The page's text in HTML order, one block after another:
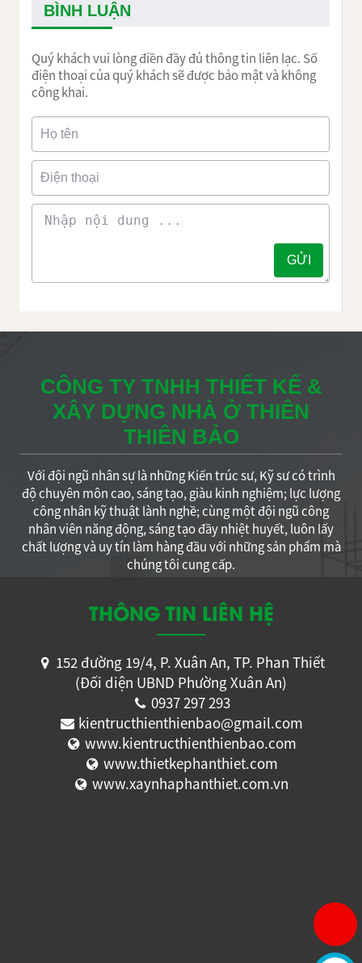
BÌNH LUẬN
Quý khách vui lòng điền đầy đủ thông tin liên lạc. Số
điện thoại của quý khách sẽ được bảo mật và không
công khai.
CÔNG TY TNHH THIẾT KẾ &
XÂY DỰNG NHÀ Ở THIÊN
THIÊN BẢO
Với đội ngũ nhân sự là những Kiến trúc sư, Kỹ sư có trình
độ chuyên môn cao, sáng tạo, giàu kinh nghiệm; lực lượng
công nhân kỹ thuật lành nghề; cùng một đội ngũ công
nhân viên năng động, sáng tạo đầy nhiệt huyết, luôn lấy
chất lượng và uy tín làm hàng đầu với những sản phẩm mà
chúng tôi cung cấp.
THÔNG TIN LIÊN HỆ
152 đường 19/4, P. Xuân An, TP. Phan Thiết
(Đối diện UBND Phường Xuân An)
0937 297 293
kientructhienthienbao@gmail.com
www.kientructhienthienbao.com
www.thietkephanthiet.com
www.xaynhaphanthiet.com.vn